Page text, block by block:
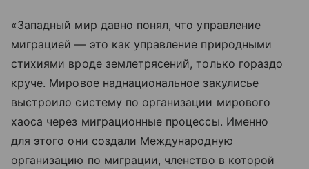
«Западный мир давно понял, что управление
миграцией — это как управление природными
стихиями вроде землетрясений, только гораздо
круче. Мировое наднациональное закулисье
выстроило систему по организации мирового
хаоса через миграционные процессы. Именно
для этого они создали Международную
организацию по миграции, членство в которой